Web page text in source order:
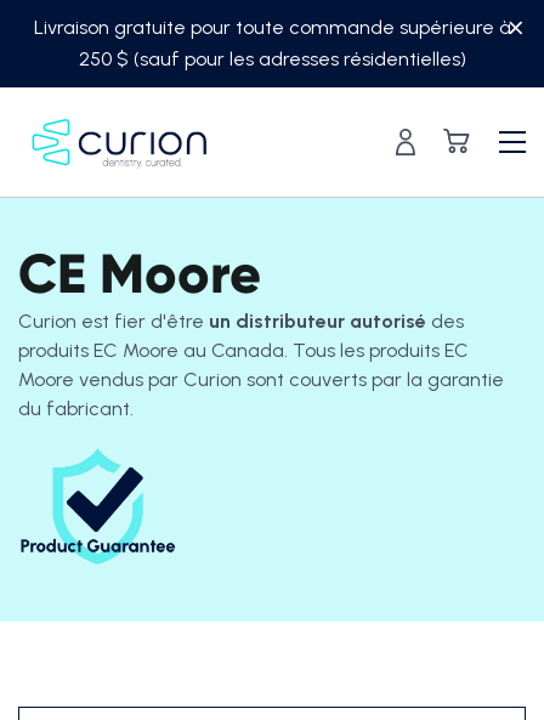
Livraison gratuite pour toute commande supérieure à
250 $ (sauf pour les adresses résidentielles)
CE Moore
Curion est fier d'être un distributeur autorisé des
produits EC Moore au Canada. Tous les produits EC
Moore vendus par Curion sont couverts par la garantie
du fabricant.